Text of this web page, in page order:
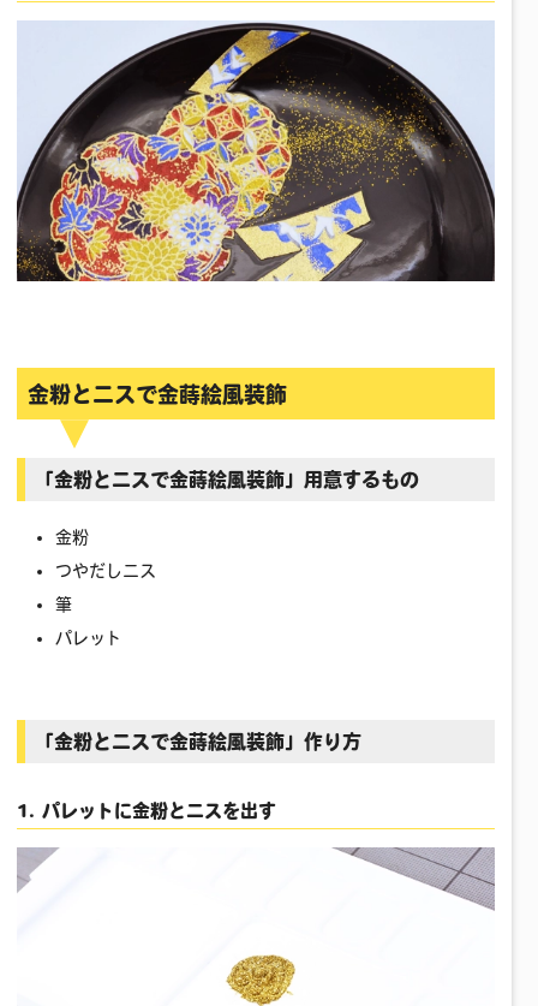
金粉とニスで金蒔絵風装飾
「金粉とニスで金蒔絵風装飾」用意するもの
金粉
つやだしニス
筆
パレット
「金粉とニスで金蒔絵風装飾」作り方
1. パレットに金粉とニスを出す